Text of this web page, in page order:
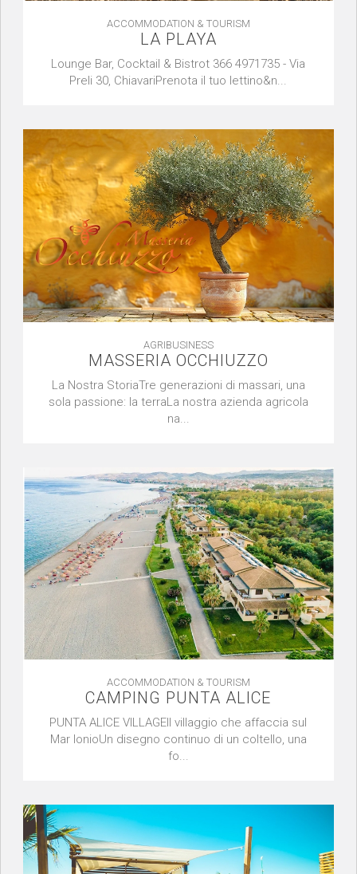
ACCOMMODATION & TOURISM
LA PLAYA
Lounge Bar, Cocktail & Bistrot 366 4971735 - Via
Preli 30, ChiavariPrenota il tuo lettino&n...
AGRIBUSINESS
MASSERIA OCCHIUZZO
La Nostra StoriaTre generazioni di massari, una
sola passione: la terraLa nostra azienda agricola
na...
ACCOMMODATION & TOURISM
CAMPING PUNTA ALICE
PUNTA ALICE VILLAGEIl villaggio che affaccia sul
Mar IonioUn disegno continuo di un coltello, una
fo...